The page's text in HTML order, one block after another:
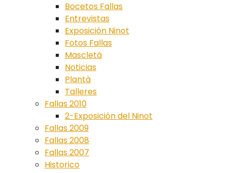
Bocetos Fallas
Entrevistas
Exposición Ninot
Fotos Fallas
Mascletá
Noticias
Plantà
Talleres
Fallas 2010
2-Exposición del Ninot
Fallas 2009
Fallas 2008
Fallas 2007
Historico